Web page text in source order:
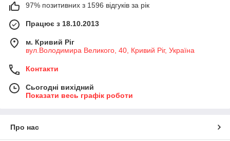
97% позитивних з 1596 відгуків за рік
Працює з 18.10.2013
м. Кривий Ріг
вул.Володимира Великого, 40, Кривий Ріг, Україна
Контакти
Сьогодні вихідний
Показати весь графік роботи
Про нас